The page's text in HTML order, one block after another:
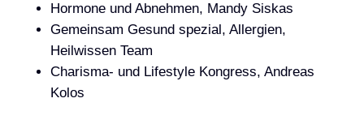
Hormone und Abnehmen, Mandy Siskas
Gemeinsam Gesund spezial, Allergien,
Heilwissen Team
Charisma- und Lifestyle Kongress, Andreas
Kolos